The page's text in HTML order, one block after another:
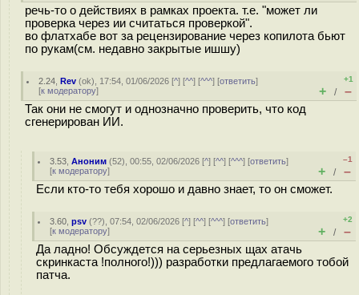
речь-то о действиях в рамках проекта. т.е. "может ли
проверка через ии считаться проверкой".
во флатхабе вот за рецензирование через копилота бьют
по рукам(см. недавно закрытые ишшу)
2.24 ,Rev (ok), 17:54, 01/06/2026 [^] [^^] [^^^] [ответить]
[к модератору]
+1
+ / –
Так они не смогут и однозначно проверить, что код
сгенерирован ИИ.
3.53 ,Аноним (52), 00:55, 02/06/2026 [^] [^^] [^^^] [ответить]
[к модератору]
–1
+ / –
Если кто-то тебя хорошо и давно знает, то он сможет.
3.60 ,psv (??), 07:54, 02/06/2026 [^] [^^] [^^^] [ответить]
[к модератору]
+2
+ / –
Да ладно! Обсуждется на серьезных щах атачь
скринкаста !полного!))) разработки предлагаемого тобой
патча.